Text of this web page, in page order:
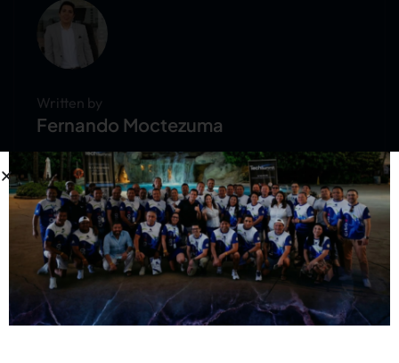
Written by
Fernando Moctezuma
Conocer proyectos